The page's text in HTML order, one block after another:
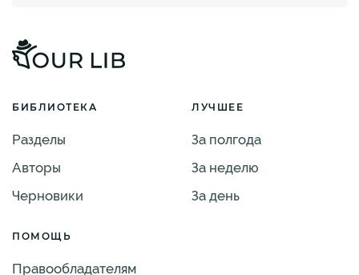
БИБЛИОТЕКА
Разделы
Авторы
Черновики
ЛУЧШЕЕ
За полгода
За неделю
За день
ПОМОЩЬ
Правообладателям